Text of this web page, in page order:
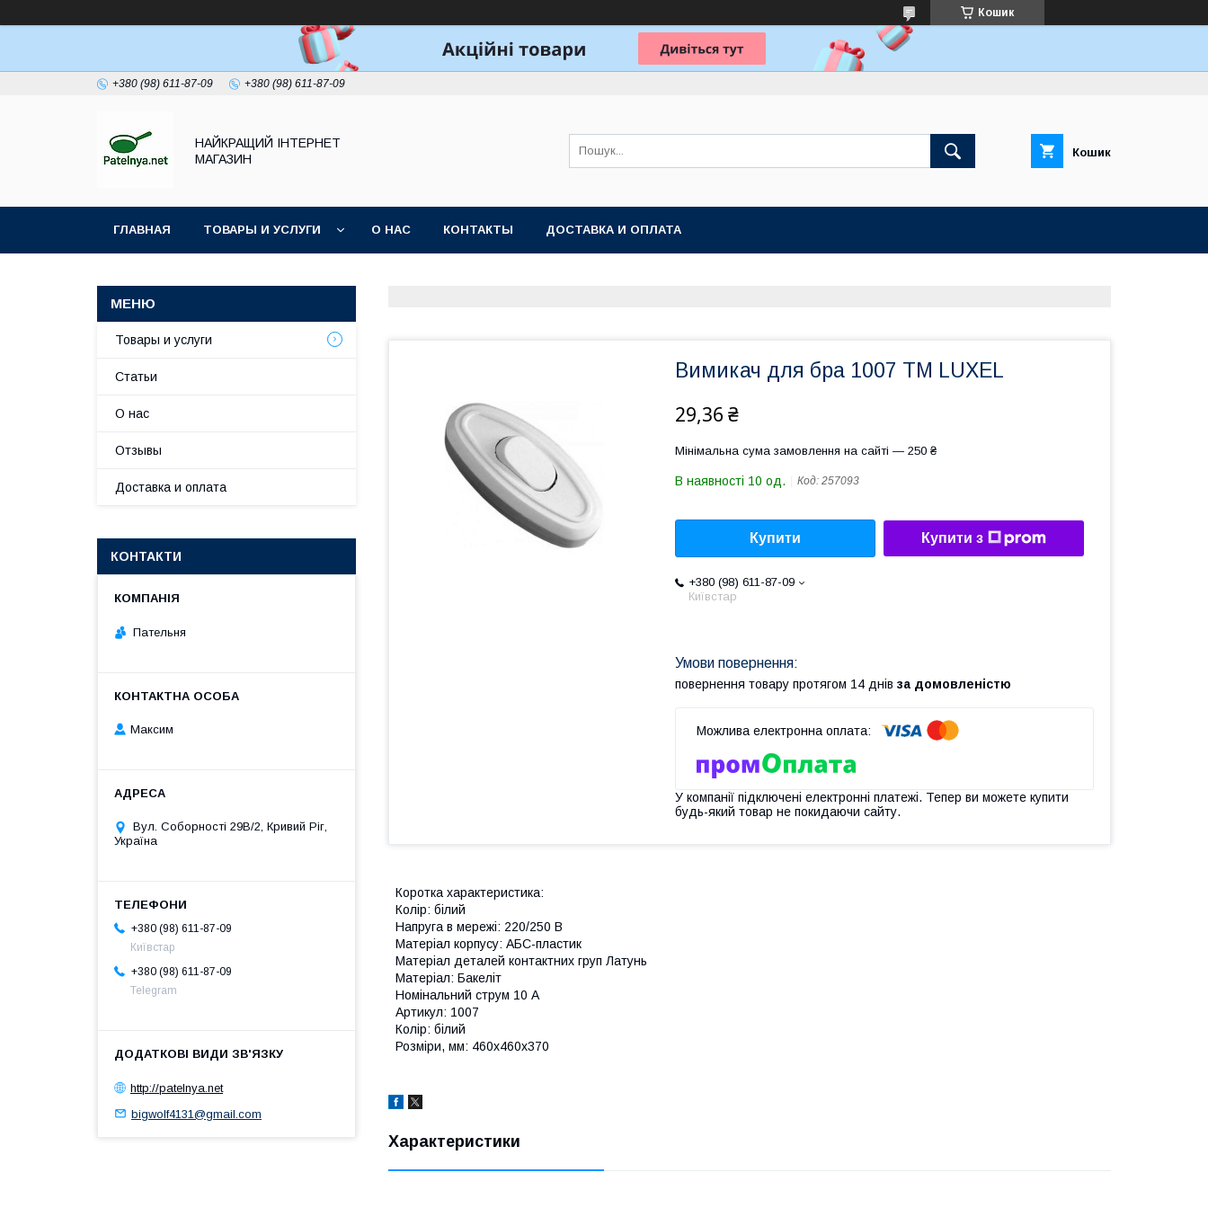
Кошик
+380 (98) 611-87-09 +380 (98) 611-87-09
НАЙКРАЩИЙ ІНТЕРНЕТ
МАГАЗИН
Кошик
ГЛАВНАЯ ТОВАРЫ И УСЛУГИ О НАС КОНТАКТЫ ДОСТАВКА И ОПЛАТА
Вимикач для бра 1007 ТМ LUXEL
29,36 ₴
Мінімальна сума замовлення на сайті — 250 ₴
В наявності 10 од. Код: 257093
Купити Купити з
+380 (98) 611-87-09
Київстар
повернення товару протягом 14 днів за домовленістю
У компанії підключені електронні платежі. Тепер ви можете купити
будь-який товар не покидаючи сайту.
Коротка характеристика:
Колір: білий
Напруга в мережі: 220/250 В
Матеріал корпусу: АБС-пластик
Матеріал деталей контактних груп Латунь
Матеріал: Бакеліт
Номінальний струм 10 А
Артикул: 1007
Колір: білий
Розміри, мм: 460x460x370
Характеристики
Товары и услуги
Статьи
О нас
Отзывы
Доставка и оплата
КОНТАКТИ
Пательня
Максим
Вул. Соборності 29В/2, Кривий Ріг,
Україна
+380 (98) 611-87-09
Київстар
+380 (98) 611-87-09
Telegram
http://patelnya.net
bigwolf4131@gmail.com